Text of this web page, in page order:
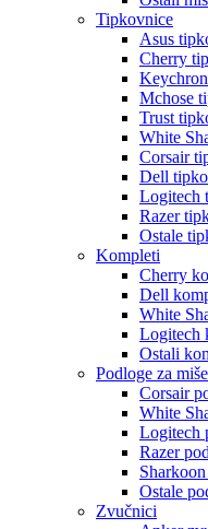
Tipkovnice
Asus
Cherry
Mchose
Trust
White
Corsair
Dell
Logitech
Razer
Ostale
Kompleti
Cherry
Dell
White
Logitech
Ostali
Podloge za
Corsair
White
Logitech
Razer
Ostale
Zvučnici